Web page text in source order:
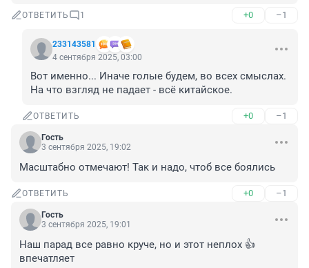
ОТВЕТИТЬ 1 +0 –1
233143581
4 сентября 2025, 03:00
Вот именно... Иначе голые будем, во всех смыслах.
На что взгляд не падает - всё китайское.
ОТВЕТИТЬ +0 –1
Гость
3 сентября 2025, 19:02
Масштабно отмечают! Так и надо, чтоб все боялись
ОТВЕТИТЬ +0 –1
Гость
3 сентября 2025, 19:01
Наш парад все равно круче, но и этот неплох 👍
впечатляет